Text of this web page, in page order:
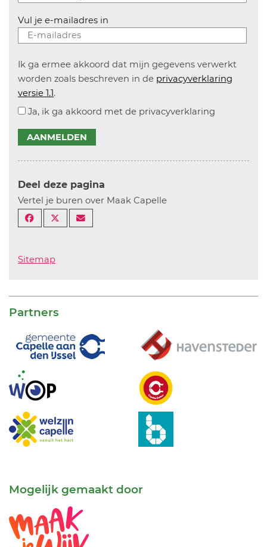
Vul je e-mailadres in
Ik ga ermee akkoord dat mijn gegevens verwerkt
worden zoals beschreven in de privacyverklaring
versie 1.1.
Ja, ik ga akkoord met de privacyverklaring
AANMELDEN
Deel deze pagina
Vertel je buren over Maak Capelle
Sitemap
Partners
Mogelijk gemaakt door